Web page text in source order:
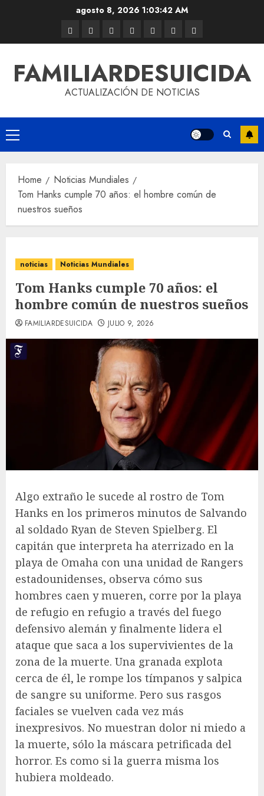
agosto 8, 2026 1:03:42 AM
FAMILIARDESUICIDA
ACTUALIZACIÓN DE NOTICIAS
Home
Noticias Mundiales
Tom Hanks cumple 70 años: el hombre común de
nuestros sueños
noticias Noticias Mundiales
Tom Hanks cumple 70 años: el
hombre común de nuestros sueños
FAMILIARDESUICIDA JULIO 9, 2026
Algo extraño le sucede al rostro de Tom
Hanks en los primeros minutos de Salvando
al soldado Ryan de Steven Spielberg. El
capitán que interpreta ha aterrizado en la
playa de Omaha con una unidad de Rangers
estadounidenses, observa cómo sus
hombres caen y mueren, corre por la playa
de refugio en refugio a través del fuego
defensivo alemán y finalmente lidera el
ataque que saca a los supervivientes de la
zona de la muerte. Una granada explota
cerca de él, le rompe los tímpanos y salpica
de sangre su uniforme. Pero sus rasgos
faciales se vuelven cada vez más
inexpresivos. No muestran dolor ni miedo a
la muerte, sólo la máscara petrificada del
horror. Es como si la guerra misma los
hubiera moldeado.